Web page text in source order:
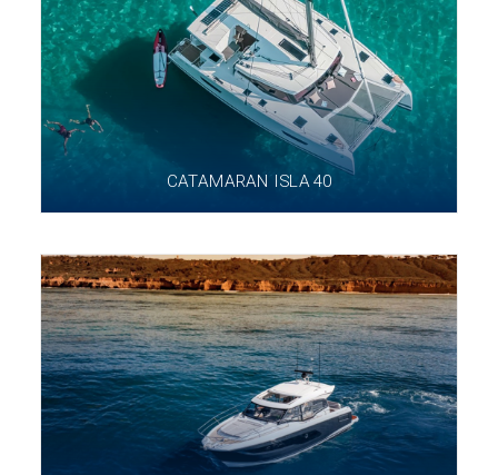
CATAMARAN ISLA 40